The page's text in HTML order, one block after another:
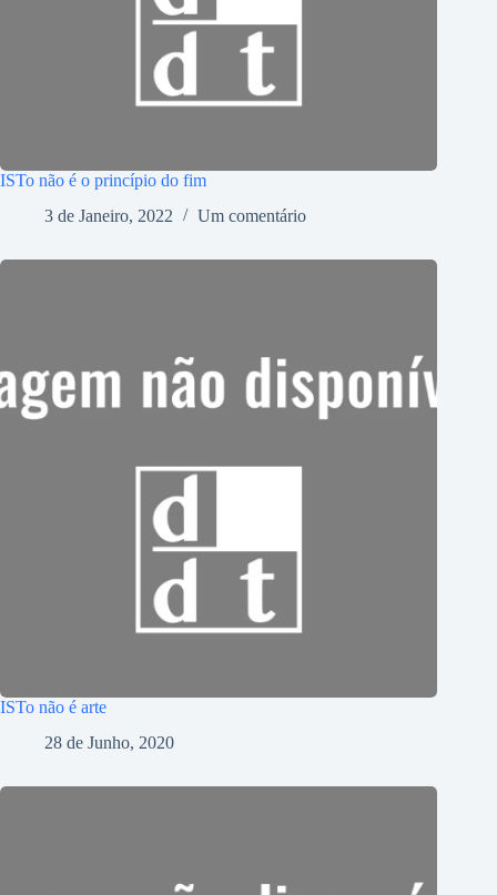
ISTo não é o princípio do fim
3 de Janeiro, 2022
Um comentário
ISTo não é arte
28 de Junho, 2020